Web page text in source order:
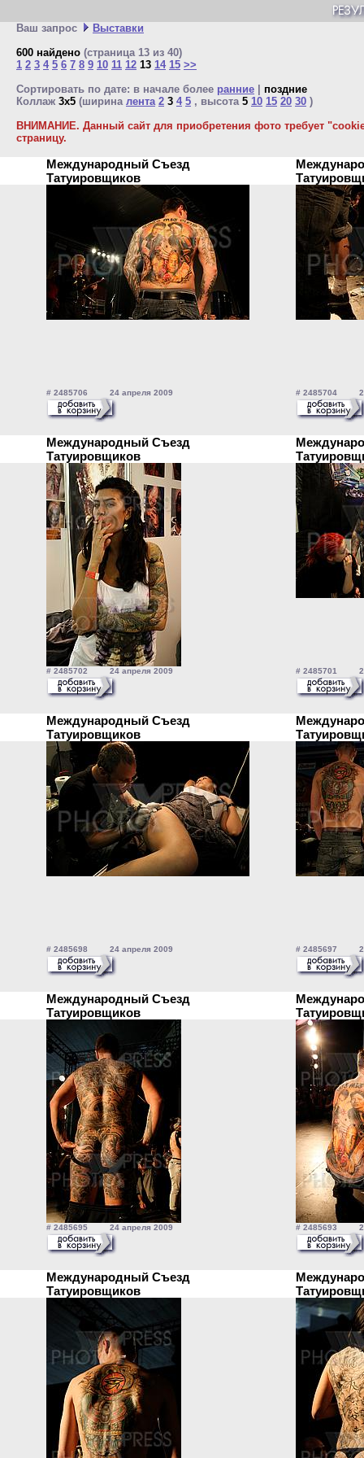
Ваш запрос
Выставки
600 найдено (страница 13 из 40)
1 2 3 4 5 6 7 8 9 10 11 12 13 14 15 >>
Сортировать по дате: в начале более ранние
поздние
Коллаж 3x5 (ширина лента 2 3 4 5 , высота 5 10 15 20 30 )
ВНИМАНИЕ. Данный сайт для приобретения фото требует
страницу.
Международный Съезд
Татуировщиков
# 2485706 24 апреля 2009 # 2485704 24
Международный Съезд
Татуировщиков
# 2485702 24 апреля 2009 # 2485701 24
Международный Съезд
Татуировщиков
# 2485698 24 апреля 2009 # 2485697 24
Международный Съезд
Татуировщиков
# 2485695 24 апреля 2009 # 2485693 24
Международный Съезд
Татуировщиков